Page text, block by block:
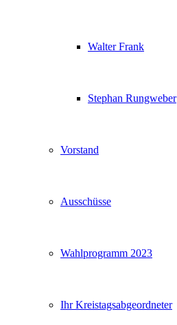
Walter Frank
Stephan Rungweber
Vorstand
Ausschüsse
Wahlprogramm 2023
Ihr Kreistagsabgeordneter